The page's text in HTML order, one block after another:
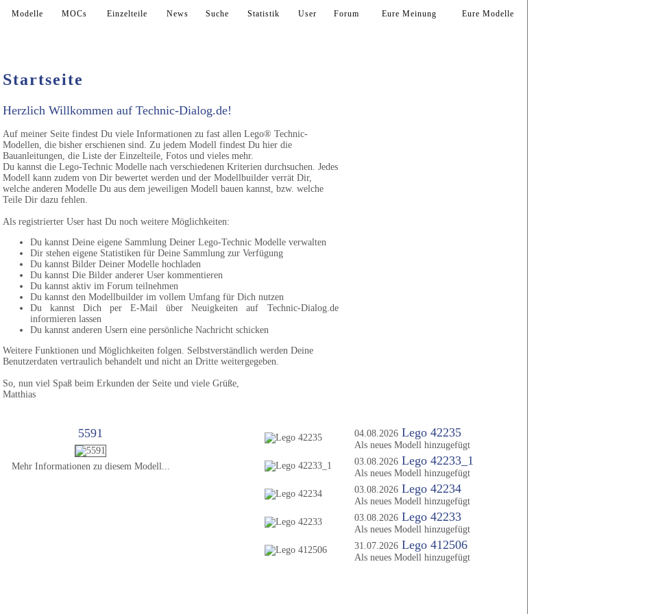
Modelle MOCs Einzelteile News Suche Statistik User Forum Eure Meinung Eure Modelle
Startseite
Herzlich Willkommen auf Technic-Dialog.de!
Auf meiner Seite findest Du viele Informationen zu fast allen Lego® Technic-
Modellen, die bisher erschienen sind. Zu jedem Modell findest Du hier die
Bauanleitungen, die Liste der Einzelteile, Fotos und vieles mehr.
Du kannst die Lego-Technic Modelle nach verschiedenen Kriterien durchsuchen. Jedes
Modell kann zudem von Dir bewertet werden und der Modellbuilder verrät Dir,
welche anderen Modelle Du aus dem jeweiligen Modell bauen kannst, bzw. welche
Teile Dir dazu fehlen.
Als registrierter User hast Du noch weitere Möglichkeiten:
Du kannst Deine eigene Sammlung Deiner Lego-Technic Modelle verwalten
Dir stehen eigene Statistiken für Deine Sammlung zur Verfügung
Du kannst Bilder Deiner Modelle hochladen
Du kannst Die Bilder anderer User kommentieren
Du kannst aktiv im Forum teilnehmen
Du kannst den Modellbuilder im vollem Umfang für Dich nutzen
Du kannst Dich per E-Mail über Neuigkeiten auf Technic-Dialog.de
informieren lassen
Du kannst anderen Usern eine persönliche Nachricht schicken
Weitere Funktionen und Möglichkeiten folgen. Selbstverständlich werden Deine
Benutzerdaten vertraulich behandelt und nicht an Dritte weitergegeben.
So, nun viel Spaß beim Erkunden der Seite und viele Grüße,
Matthias
5591
Mehr Informationen zu diesem Modell...
04.08.2026Lego 42235
Als neues Modell hinzugefügt
03.08.2026Lego 42233_1
Als neues Modell hinzugefügt
03.08.2026Lego 42234
Als neues Modell hinzugefügt
03.08.2026Lego 42233
Als neues Modell hinzugefügt
31.07.2026Lego 412506
Als neues Modell hinzugefügt